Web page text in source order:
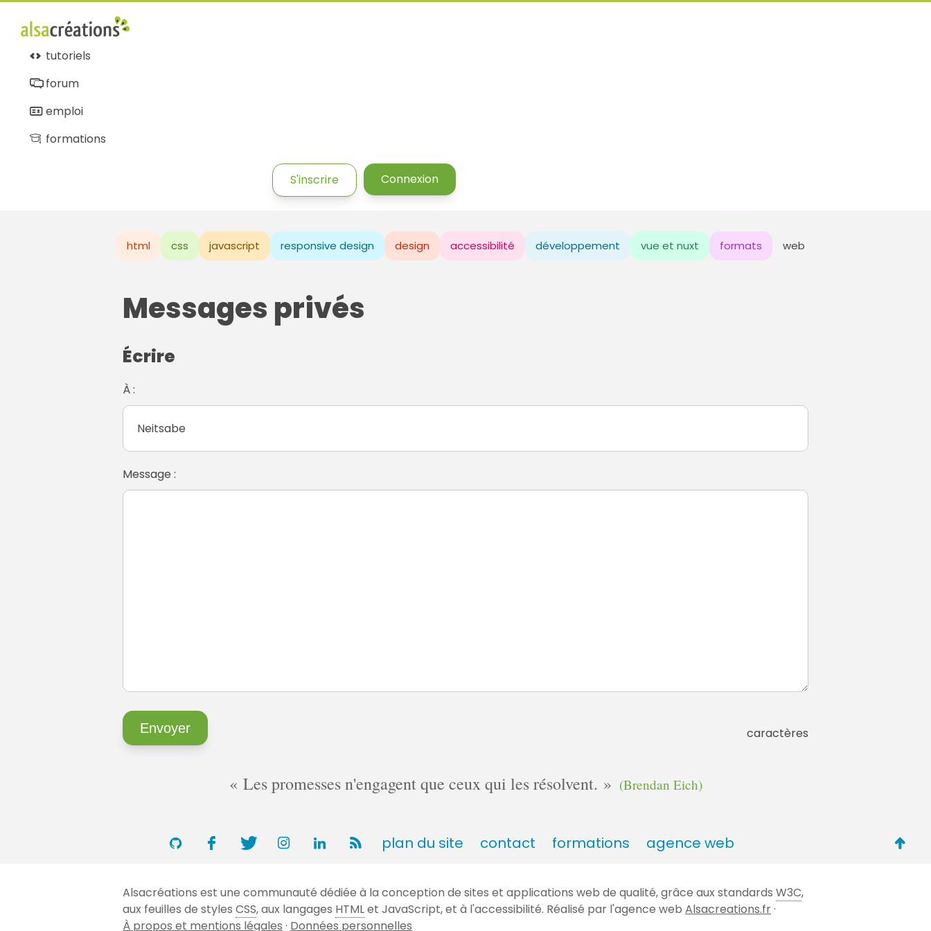
tutoriels
forum
emploi
formations
S'inscrire Connexion
html css javascript responsive design design accessibilité développement vue et nuxt formats web
Messages privés
Écrire
À :
Message :
caractères
Les promesses n'engagent que ceux qui les résolvent. (Brendan Eich)
plan du site contact formations agence web
Alsacréations est une communauté dédiée à la conception de sites et applications web de qualité, grâce aux standards W3C,
aux feuilles de styles CSS, aux langages HTMLet JavaScript, et à l'accessibilité. Réalisé par l'agence web Alsacreations.fr·
À propos et mentions légales · Données personnelles